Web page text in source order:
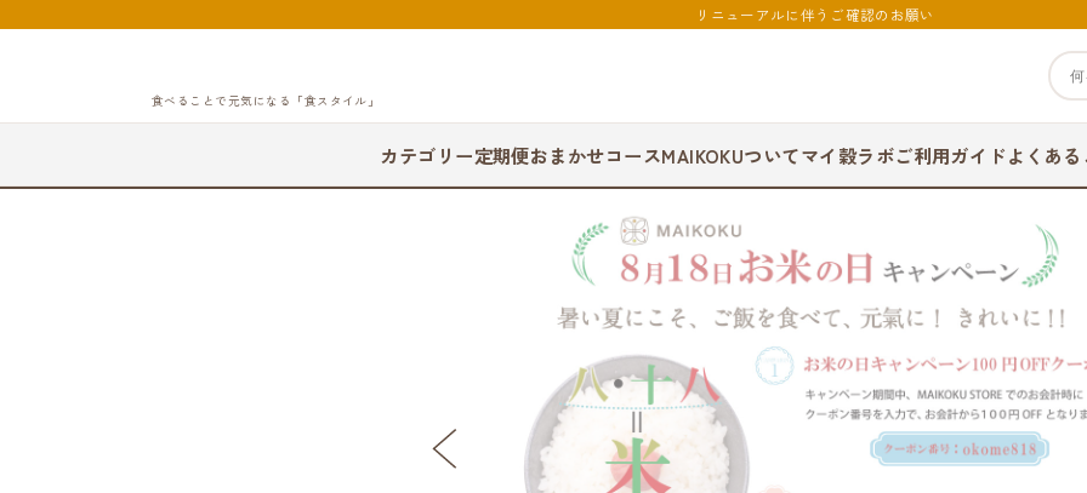
リニューアルに伴うご確認のお願い
食べることで元気になる「食スタイル」
カテゴリー定期便おまかせコースMAIKOKUついてマイ穀ラボご利用ガイドよくあ